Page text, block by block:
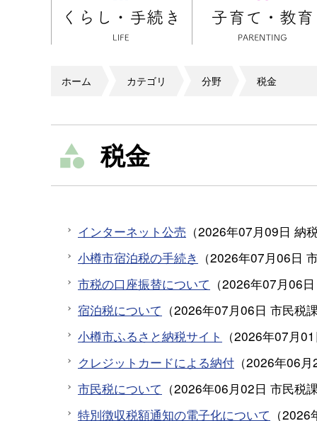
ホーム カテゴリ 分野 税金
税金
インターネット公売 （2026年07月09日 納
小樽市宿泊税の手続き （2026年07月06日
市税の口座振替について （2026年07月06日
宿泊税について （2026年07月06日 市民税
小樽市ふるさと納税サイト （2026年07月
クレジットカードによる納付 （2026年06月
市民税について （2026年06月02日 市民税
特別徴収税額通知の電子化について （2026